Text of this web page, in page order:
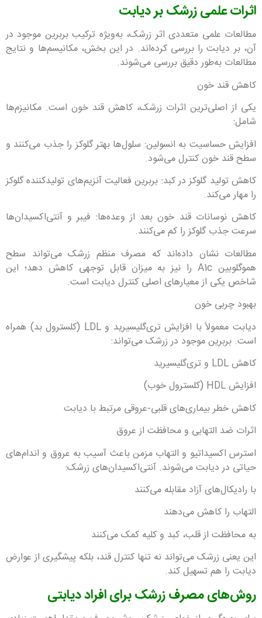
اثرات علمی زرشک بر دیابت
مطالعات علمی متعددی اثر زرشک، به‌ویژه ترکیب بربرین موجود در
آن، بر دیابت را بررسی کرده‌اند. در این بخش، مکانیسم‌ها و نتایج
مطالعات به‌طور دقیق بررسی می‌شوند.
کاهش قند خون
یکی از اصلی‌ترین اثرات زرشک، کاهش قند خون است. مکانیزم‌ها
شامل:
افزایش حساسیت به انسولین: سلول‌ها بهتر گلوکز را جذب می‌کنند و
سطح قند خون کنترل می‌شود.
کاهش تولید گلوکز در کبد: بربرین فعالیت آنزیم‌های تولیدکننده گلوکز
را مهار می‌کند.
کاهش نوسانات قند خون بعد از وعده‌ها: فیبر و آنتی‌اکسیدان‌ها
سرعت جذب گلوکز را کم می‌کنند.
مطالعات نشان داده‌اند که مصرف منظم زرشک می‌تواند سطح
هموگلوبین A1c را نیز به میزان قابل توجهی کاهش دهد؛ این
شاخص یکی از معیارهای اصلی کنترل دیابت است.
بهبود چربی خون
دیابت معمولاً با افزایش تری‌گلیسیرید و LDL (کلسترول بد) همراه
است. بربرین موجود در زرشک می‌تواند:
کاهش LDL و تری‌گلیسیرید
افزایش HDL (کلسترول خوب)
کاهش خطر بیماری‌های قلبی-عروقی مرتبط با دیابت
اثرات ضد التهابی و محافظت از عروق
استرس اکسیداتیو و التهاب مزمن باعث آسیب به عروق و اندام‌های
حیاتی در دیابت می‌شوند. آنتی‌اکسیدان‌های زرشک:
با رادیکال‌های آزاد مقابله می‌کنند
التهاب را کاهش می‌دهند
به محافظت از قلب، کبد و کلیه کمک می‌کنند
این یعنی زرشک می‌تواند نه تنها کنترل قند، بلکه پیشگیری از عوارض
دیابت را هم تسهیل کند.
روش‌های مصرف زرشک برای افراد دیابتی